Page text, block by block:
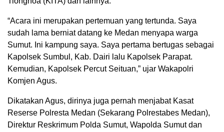
“Acara ini merupakan pertemuan yang tertunda. Saya
sudah lama berniat datang ke Medan menyapa warga
Sumut. Ini kampung saya. Saya pertama bertugas sebagai
Kapolsek Sumbul, Kab. Dairi lalu Kapolsek Parapat.
Kemudian, Kapolsek Percut Seituan,” ujar Wakapolri
Komjen Agus.
Dikatakan Agus, dirinya juga pernah menjabat Kasat
Reserse Polresta Medan (Sekarang Polrestabes Medan),
Direktur Reskrimum Polda Sumut, Wapolda Sumut dan